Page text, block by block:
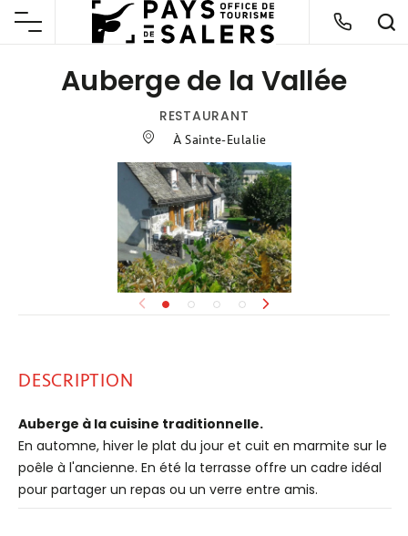
Auberge de la Vallée
RESTAURANT
À Sainte-Eulalie
DESCRIPTION
Auberge à la cuisine traditionnelle.
En automne, hiver le plat du jour et cuit en marmite sur le
poêle à l'ancienne. En été la terrasse offre un cadre idéal
pour partager un repas ou un verre entre amis.